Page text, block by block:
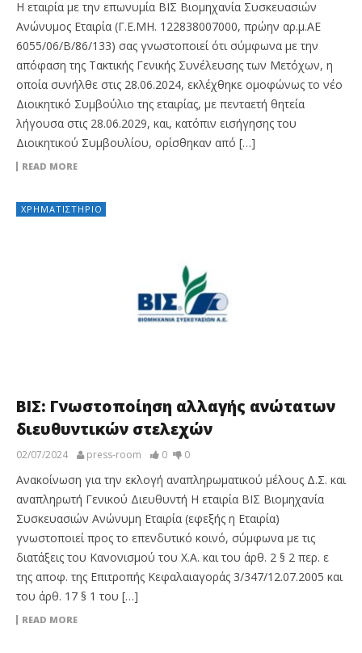
Η εταιρία με την επωνυμία ΒΙΣ Βιομηχανία Συσκευασιών
Ανώνυμος Εταιρία (Γ.Ε.ΜΗ. 122838007000, πρώην αρ.μ.ΑΕ
6055/06/Β/86/133) σας γνωστοποιεί ότι σύμφωνα με την
απόφαση της Τακτικής Γενικής Συνέλευσης των Μετόχων, η
οποία συνήλθε στις 28.06.2024, εκλέχθηκε ομοφώνως το νέο
Διοικητικό Συμβούλιο της εταιρίας, με πενταετή θητεία
λήγουσα στις 28.06.2029, και, κατόπιν εισήγησης του
Διοικητικού Συμβουλίου, ορίσθηκαν από […]
READ MORE
ΧΡΗΜΑΤΙΣΤΉΡΙΟ
ΒΙΣ: Γνωστοποίηση αλλαγής ανώτατων
διευθυντικών στελεχών
02/07/2024 press-room 0 0
Ανακοίνωση για την εκλογή αναπληρωματικού μέλους Δ.Σ. και
αναπληρωτή Γενικού Διευθυντή Η εταιρία ΒΙΣ Βιομηχανία
Συσκευασιών Ανώνυμη Εταιρία (εφεξής η Εταιρία)
γνωστοποιεί προς το επενδυτικό κοινό, σύμφωνα με τις
διατάξεις του Κανονισμού του Χ.Α. και του άρθ. 2 § 2 περ. ε
της αποφ. της Επιτροπής Κεφαλαιαγοράς 3/347/12.07.2005 και
του άρθ. 17 § 1 του […]
READ MORE